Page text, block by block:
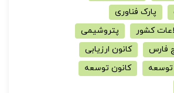
پارک فناوری
کشور
پتروشیمی
فارس
کانون ارزیابی
توسعه
کانون توسعه